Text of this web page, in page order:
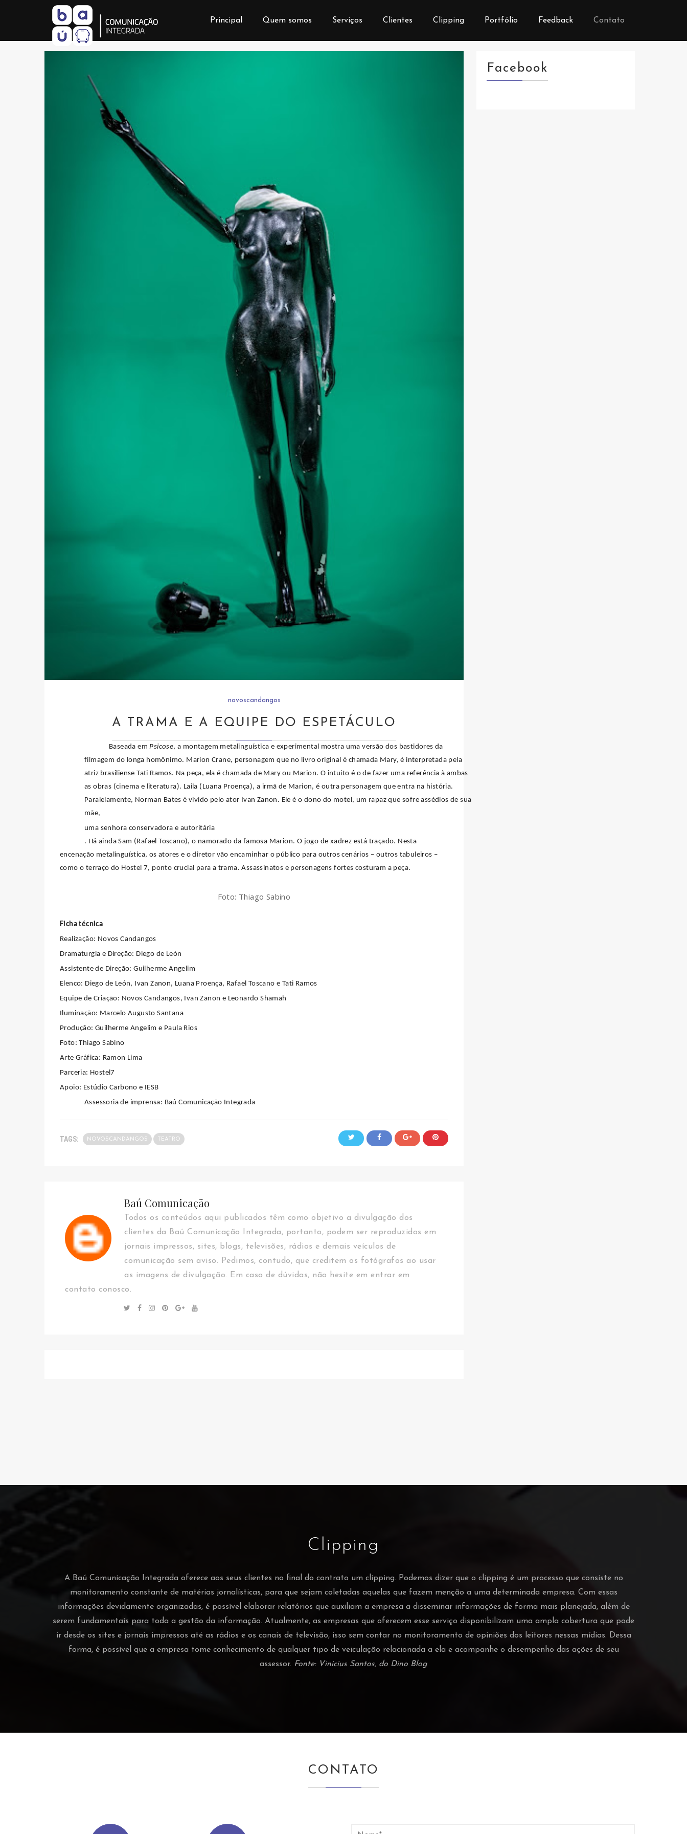
Principal Quem somos Serviços Clientes Clipping Portfólio Feedback Contato
novoscandangos
A TRAMA E A EQUIPE DO ESPETÁCULO
Baseada emPsicose, a montagem metalinguística e experimental mostra uma versão dos bastidores da
filmagem do longa homônimo. Marion Crane, personagem que no livro original é chamada Mary, é interpretada pela
atriz brasiliense Tati Ramos. Na peça, ela é chamada de Mary ou Marion. O intuito é o de fazer uma referência à ambas
as obras (cinema e literatura). Laila (Luana Proença), a irmã de Marion, é outra personagem que entra na história.
Paralelamente, Norman Bates é vivido pelo ator Ivan Zanon. Ele é o dono do motel, um rapaz que sofre assédios de sua
mãe,
uma senhora conservadora e autoritária
. Há ainda Sam (Rafael Toscano), o namorado da famosa Marion. O jogo de xadrez está traçado. Nesta
encenação metalinguística, os atores e o diretor vão encaminhar o público para outros cenários – outros tabuleiros –
como o terraço do Hostel 7, ponto crucial para a trama. Assassinatos e personagens fortes costuram a peça.
Foto: Thiago Sabino
Ficha técnica
Realização: Novos Candangos
Dramaturgia e Direção: Diego de León
Assistente de Direção: Guilherme Angelim
Elenco: Diego de León, Ivan Zanon, Luana Proença, Rafael Toscano e Tati Ramos
Equipe de Criação: Novos Candangos, Ivan Zanon e Leonardo Shamah
Iluminação: Marcelo Augusto Santana
Produção: Guilherme Angelim e Paula Rios
Foto: Thiago Sabino
Arte Gráfica: Ramon Lima
Parceria: Hostel7
Apoio: Estúdio Carbono e IESB
Assessoria de imprensa: Baú Comunicação Integrada
TAGS: NOVOSCANDANGOS TEATRO
Baú Comunicação
Todos os conteúdos aqui publicados têm como objetivo a divulgação dos
clientes da Baú Comunicação Integrada, portanto, podem ser reproduzidos em
jornais impressos, sites, blogs, televisões, rádios e demais veículos de
comunicação sem aviso. Pedimos, contudo, que creditem os fotógrafos ao usar
as imagens de divulgação. Em caso de dúvidas, não hesite em entrar em
contato conosco.
Facebook
Clipping
A Baú Comunicação Integrada oferece aos seus clientes no final do contrato um clipping. Podemos dizer que o clipping é um processo que consiste no
monitoramento constante de matérias jornalísticas, para que sejam coletadas aquelas que fazem menção a uma determinada empresa. Com essas
informações devidamente organizadas, é possível elaborar relatórios que auxiliam a empresa a disseminar informações de forma mais planejada, além de
serem fundamentais para toda a gestão da informação. Atualmente, as empresas que oferecem esse serviço disponibilizam uma ampla cobertura que pode
ir desde os sites e jornais impressos até as rádios e os canais de televisão, isso sem contar no monitoramento de opiniões dos leitores nessas mídias. Dessa
forma, é possível que a empresa tome conhecimento de qualquer tipo de veiculação relacionada a ela e acompanhe o desempenho das ações de seu
assessor. Fonte: Vinicius Santos, do Dino Blog
CONTATO